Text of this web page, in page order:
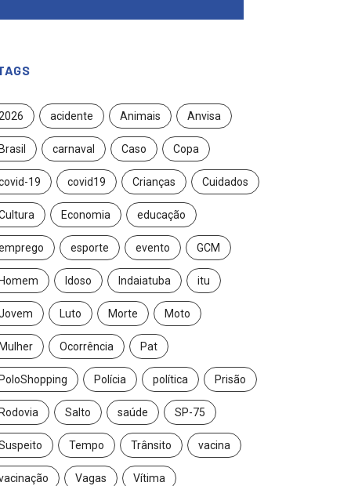
acidente Animais Anvisa
Brasil carnaval Caso Copa
19 covid19 Crianças Cuidados
Economia educação
esporte evento GCM
Homem Idoso Indaiatuba itu
Luto Morte Moto
Mulher Ocorrência Pat
PoloShopping Polícia política Prisão
Rodovia Salto saúde SP-75
Tempo Trânsito vacina
Vagas Vítima